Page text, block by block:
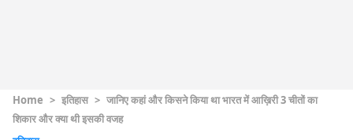
Home > इतिहास > जानिए कहां और किसने किया था भारत में आख़िरी 3 चीतों का
शिकार और क्या थी इसकी वजह